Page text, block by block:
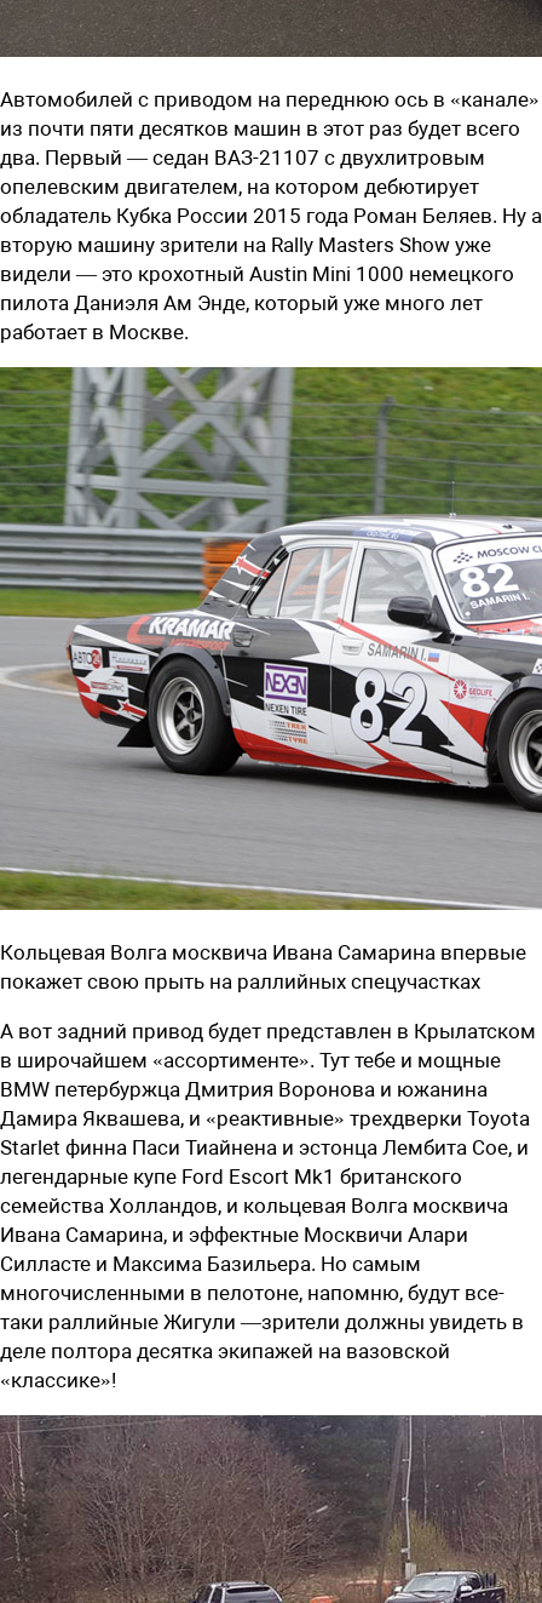
Автомобилей с приводом на переднюю ось в «канале»
из почти пяти десятков машин в этот раз будет всего
два. Первый — седан ВАЗ-21107 с двухлитровым
опелевским двигателем, на котором дебютирует
обладатель Кубка России 2015 года Роман Беляев. Ну а
вторую машину зрители на Rally Masters Show уже
видели — это крохотный Austin Mini 1000 немецкого
пилота Даниэля Ам Энде, который уже много лет
работает в Москве.
Кольцевая Волга москвича Ивана Самарина впервые
покажет свою прыть на раллийных спецучастках
А вот задний привод будет представлен в Крылатском
в широчайшем «ассортименте». Тут тебе и мощные
BMW петербуржца Дмитрия Воронова и южанина
Дамира Яквашева, и «реактивные» трехдверки Toyota
Starlet финна Паси Тиайнена и эстонца Лембита Сое, и
легендарные купе Ford Escort Mk1 британского
семейства Холландов, и кольцевая Волга москвича
Ивана Самарина, и эффектные Москвичи Алари
Силласте и Максима Базильера. Но самым
многочисленными в пелотоне, напомню, будут все-
таки раллийные Жигули —зрители должны увидеть в
деле полтора десятка экипажей на вазовской
«классике»!